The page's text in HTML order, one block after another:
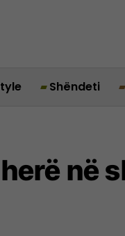
Shëndeti
në